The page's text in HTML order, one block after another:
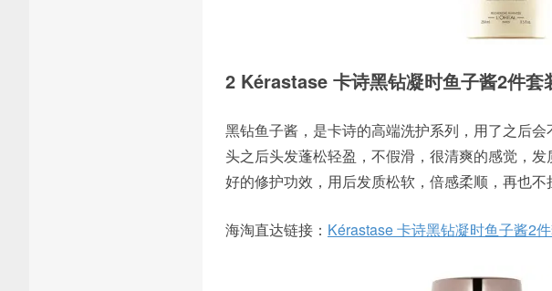
2 Kérastase 卡诗黑钻凝时鱼子酱2件套
黑钻鱼子酱，是卡诗的高端洗护系列，用了之后
头之后头发蓬松轻盈，不假滑，很清爽的感觉，
好的修护功效，用后发质松软，倍感柔顺，再也不
海淘直达链接： Kérastase 卡诗黑钻凝时鱼子酱2